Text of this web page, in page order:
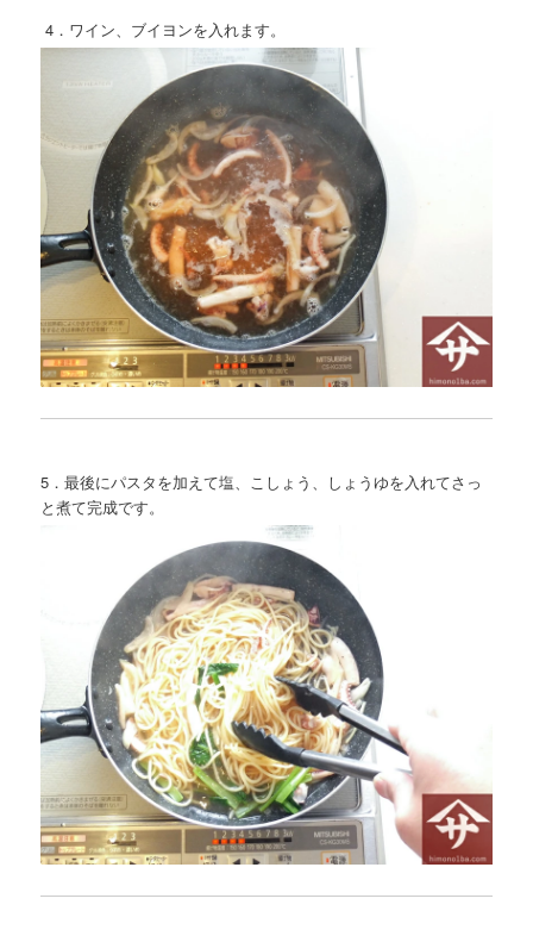
4．ワイン、ブイヨンを入れます。
5．最後にパスタを加えて塩、こしょう、しょうゆを入れてさっ
と煮て完成です。